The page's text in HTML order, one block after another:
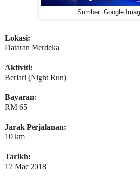
Sumber: Google
Lokasi:
Dataran Merdeka
Aktiviti:
Berlari (Night Run)
Bayaran:
RM 65
Jarak Perjalanan:
10 km
Tarikh:
17 Mac 2018